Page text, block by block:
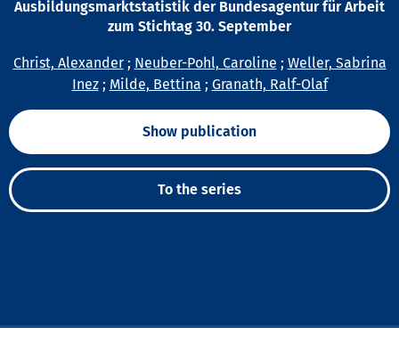
Ausbildungsmarktstatistik der Bundesagentur für Arbeit
zum Stichtag 30. September
Christ, Alexander; Neuber-Pohl, Caroline ; Weller, Sabrina
Inez; Milde, Bettina ; Granath, Ralf-Olaf
Show publication
To the series